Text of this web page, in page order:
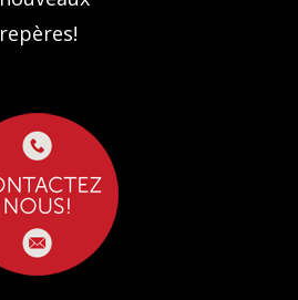
repères!